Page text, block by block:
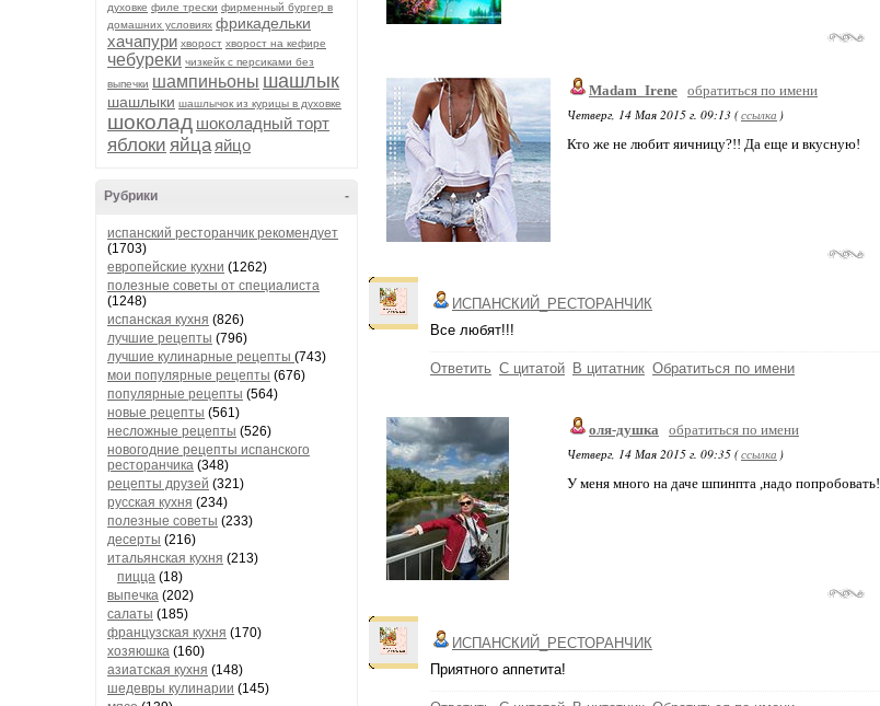
духовке филе трески фирменный бургер в
домашних условиях фрикадельки
хачапури хворост хворост на кефире
чебуреки чизкейк с персиками без
выпечки шампиньоны шашлык
шашлыки шашлычок из курицы в духовке
шоколад шоколадный торт
яблоки яйца яйцо
-
Рубрики
испанский ресторанчик рекомендует
(1703)
европейские кухни (1262)
полезные советы от специалиста
(1248)
испанская кухня (826)
лучшие рецепты (796)
лучшие кулинарные рецепты (743)
мои популярные рецепты (676)
популярные рецепты (564)
новые рецепты (561)
несложные рецепты (526)
новогодние рецепты испанского
ресторанчика (348)
рецепты друзей (321)
русская кухня (234)
полезные советы (233)
десерты (216)
итальянская кухня (213)
пицца (18)
выпечка (202)
салаты (185)
французская кухня (170)
хозяюшка (160)
азиатская кухня (148)
шедевры кулинарии (145)
Madam_Irene обратиться по имени
Четверг, 14 Мая 2015 г. 09:13 (ссылка )
Кто же не любит яичницу?!! Да еще и вкусную!
ИСПАНСКИЙ_РЕСТОРАНЧИК
Все любят!!!
Ответить С цитатой В цитатник Обратиться по имени
оля-душка
обратиться по имени
Четверг, 14 Мая 2015 г. 09:35 (ссылка )
У меня много на даче шпинпта ,надо попробовать!
ИСПАНСКИЙ_РЕСТОРАНЧИК
Приятного аппетита!